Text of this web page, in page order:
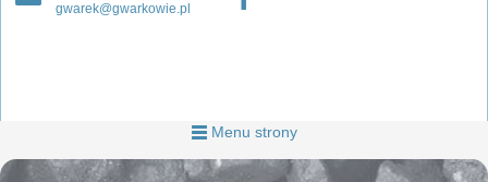
gwarek@gwarkowie.pl
Menu strony